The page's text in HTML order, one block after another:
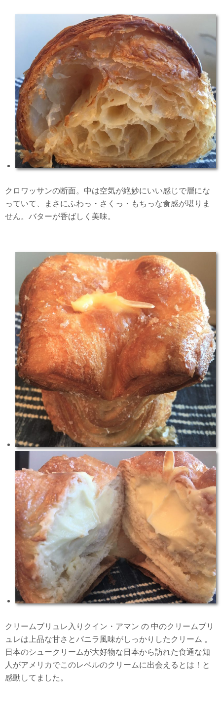
クロワッサンの断面。中は空気が絶妙にいい感じで層にな
っていて、まさにふわっ・さくっ・もちっな食感が堪りま
せん。バターが香ばしく美味。
クリームブリュレ入りクイン・アマン の 中のクリームブリ
ュレは上品な甘さとバニラ風味がしっかりしたクリーム 。
日本のシュークリームが大好物な日本から訪れた食通な知
人がアメリカでこのレベルのクリームに出会えるとは！と
感動してました。